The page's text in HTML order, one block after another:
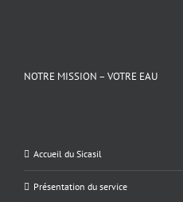
NOTRE MISSION – VOTRE EAU
Accueil du Sicasil
Présentation du service